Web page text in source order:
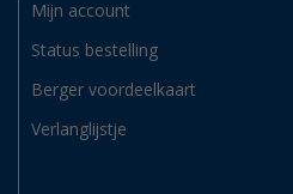
Mijn account
Status bestelling
Berger voordeelkaart
Verlanglijstje